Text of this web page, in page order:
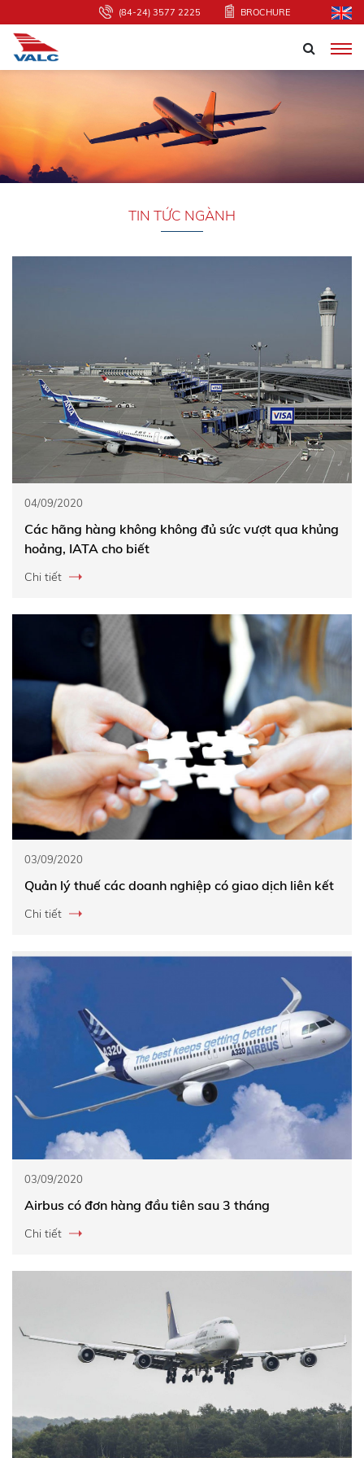
(84-24) 3577 2225 BROCHURE
TIN TỨC NGÀNH
04/09/2020
Các hãng hàng không không đủ sức vượt qua khủng
hoảng, IATA cho biết
Chi tiết
03/09/2020
Quản lý thuế các doanh nghiệp có giao dịch liên kết
Chi tiết
03/09/2020
Airbus có đơn hàng đầu tiên sau 3 tháng
Chi tiết